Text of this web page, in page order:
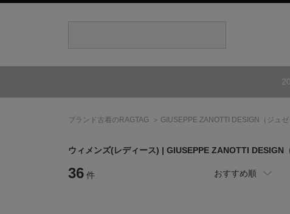
ブランド古着のRAGTAG GIUSEPPE ZANOTTI DESIGN （ジュ
ウィメンズ(レディース) | GIUSEPPE ZANOTTI DESIGN
36 件 おすすめ順